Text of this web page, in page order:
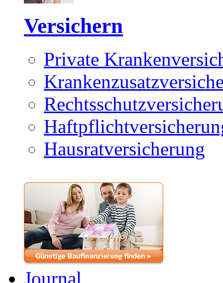
Versichern
Private
Hausratversicherung
Journal